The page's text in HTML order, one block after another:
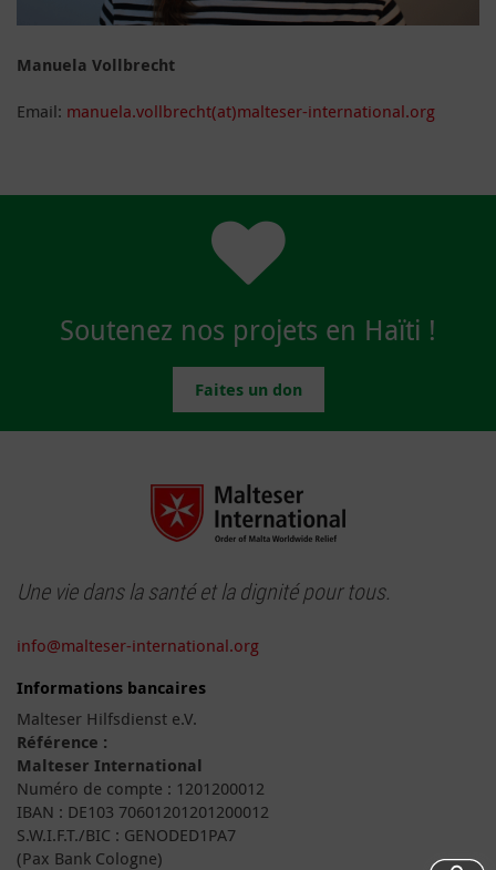
Manuela Vollbrecht
Email: manuela.vollbrecht(at)malteser-international.org
Soutenez nos projets en Haïti !
Faites un don
Une vie dans la santé et la dignité pour tous.
info@malteser-international.org
Informations bancaires
Malteser Hilfsdienst e.V.
Référence :
Malteser International
Numéro de compte : 1201200012
IBAN : DE103 70601201201200012
S.W.I.F.T./BIC : GENODED1PA7
(Pax Bank Cologne)